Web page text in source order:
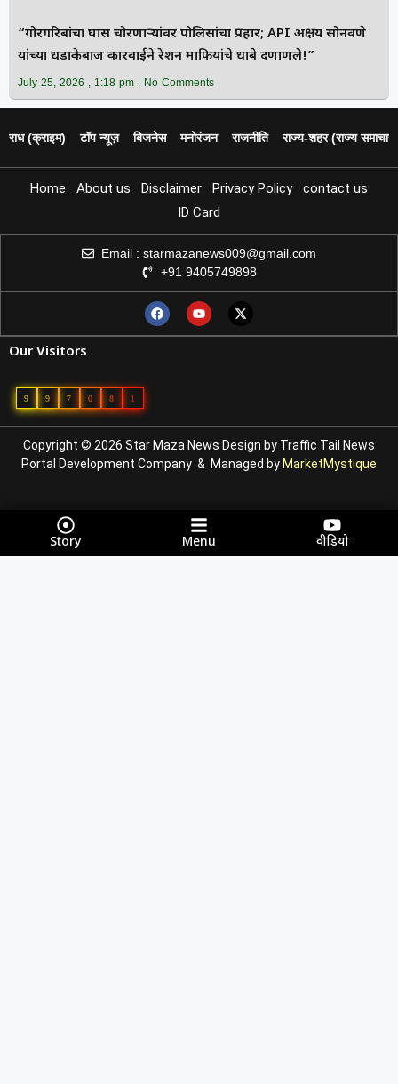
“गोरगरिबांचा घास चोरणाऱ्यांवर पोलिसांचा प्रहार; API अक्षय सोनवणे
यांच्या धडाकेबाज कारवाईने रेशन माफियांचे धाबे दणाणले!”
July 25, 2026 1:18 pm No Comments
(क्राइम) टॉप न्यूज़ बिजनेस मनोरंजन राजनीति राज्य‑शहर (राज्य समाचार)
Home About us Disclaimer Privacy Policy
contact us
ID Card
Email : starmazanews009@gmail.com
+91 9405749898
Our Visitors
9 9 7 0 8 1
Copyright © 2026 Star Maza News Design by Traffic Tail News
Portal Development Company & Managed by MarketMystique
Story Menu वीडियो